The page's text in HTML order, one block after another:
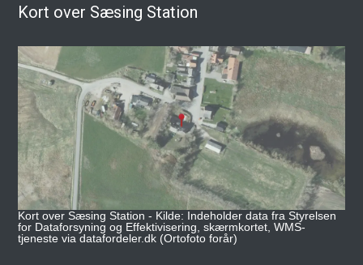
Kort over Sæsing Station
Kort over Sæsing Station - Kilde: Indeholder data fra Styrelsen
for Dataforsyning og Effektivisering, skærmkortet, WMS-
tjeneste via datafordeler.dk (Ortofoto forår)